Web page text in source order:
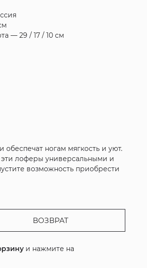
— 29 / 17 / 10 см
ногам мягкость и уют.
эти лоферы универсальными и
возможность приобрести
ВОЗВРАТ
и нажмите на